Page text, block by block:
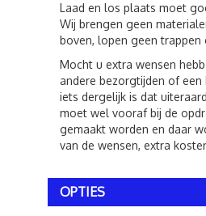
Laad en los plaats moet
Wij brengen geen
boven, lopen geen trappen
Mocht u extra wensen
andere bezorgtijden of
iets dergelijk is dat
moet wel vooraf bij de
gemaakt worden en daar
van de wensen, extra
OPTIES